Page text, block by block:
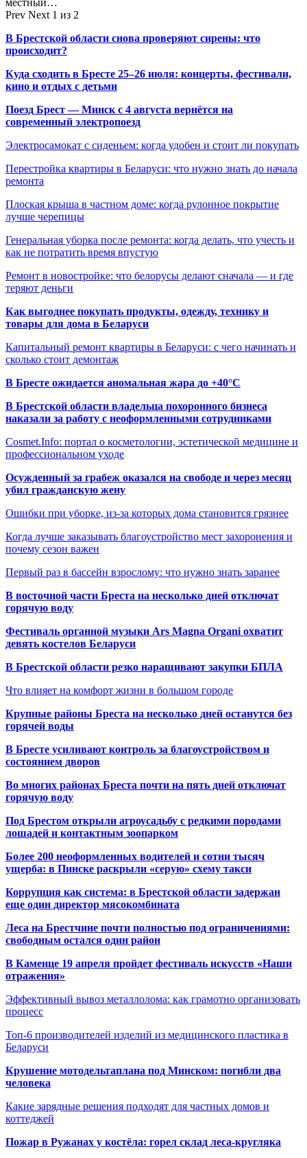
Prev Next 1 из 2
В Брестской области снова проверяют сирены: что
происходит?
Куда сходить в Бресте 25–26 июля: концерты, фестивали,
кино и отдых с детьми
Поезд Брест — Минск с 4 августа вернётся на
современный электропоезд
Электросамокат с сиденьем: когда удобен и стоит ли покупать
Перестройка квартиры в Беларуси: что нужно знать до начала
ремонта
Плоская крыша в частном доме: когда рулонное покрытие
лучше черепицы
Генеральная уборка после ремонта: когда делать, что учесть и
как не потратить время впустую
Ремонт в новостройке: что белорусы делают сначала — и где
теряют деньги
Как выгоднее покупать продукты, одежду, технику и
товары для дома в Беларуси
Капитальный ремонт квартиры в Беларуси: с чего начинать и
сколько стоит демонтаж
В Бресте ожидается аномальная жара до +40°C
В Брестской области владельца похоронного бизнеса
наказали за работу с неоформленными сотрудниками
Cosmet.Info: портал о косметологии, эстетической медицине и
профессиональном уходе
Осужденный за грабеж оказался на свободе и через месяц
убил гражданскую жену
Ошибки при уборке, из-за которых дома становится грязнее
Когда лучше заказывать благоустройство мест захоронения и
почему сезон важен
Первый раз в бассейн взрослому: что нужно знать заранее
В восточной части Бреста на несколько дней отключат
горячую воду
Фестиваль органной музыки Ars Magna Organi охватит
девять костелов Беларуси
В Брестской области резко наращивают закупки БПЛА
Что влияет на комфорт жизни в большом городе
Крупные районы Бреста на несколько дней останутся без
горячей воды
В Бресте усиливают контроль за благоустройством и
состоянием дворов
Во многих районах Бреста почти на пять дней отключат
горячую воду
Под Брестом открыли агроусадьбу с редкими породами
лошадей и контактным зоопарком
Более 200 неоформленных водителей и сотни тысяч
ущерба: в Пинске раскрыли «серую» схему такси
Коррупция как система: в Брестской области задержан
еще один директор мясокомбината
Леса на Брестчине почти полностью под ограничениями:
свободным остался один район
В Каменце 19 апреля пройдет фестиваль искусств «Наши
отражения»
Эффективный вывоз металлолома: как грамотно организовать
процесс
Топ-6 производителей изделий из медицинского пластика в
Беларуси
Крушение мотодельтаплана под Минском: погибли два
человека
Какие зарядные решения подходят для частных домов и
коттеджей
Пожар в Ружанах у костёла: горел склад леса-кругляка